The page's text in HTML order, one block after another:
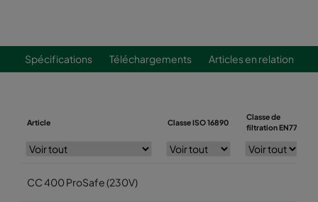
Spécifications Téléchargements Articles en relation
Article Classe ISO 16890
Classe de
filtration EN779
CC 400 ProSafe (230V)